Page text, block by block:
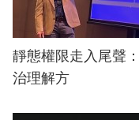
靜態權限走入尾聲
治理解方